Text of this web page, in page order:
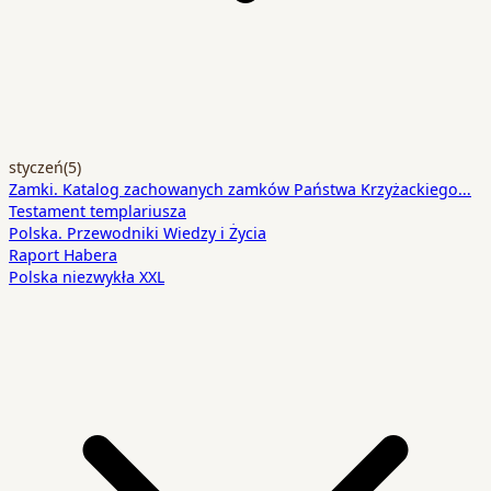
styczeń(5)
Zamki. Katalog zachowanych zamków Państwa Krzyżackiego…
Testament templariusza
Polska. Przewodniki Wiedzy i Życia
Raport Habera
Polska niezwykła XXL